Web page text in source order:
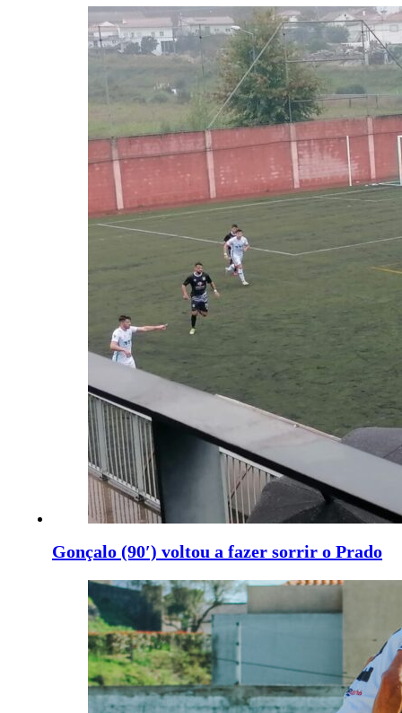
Gonçalo (90′) voltou a fazer sorrir o Prado